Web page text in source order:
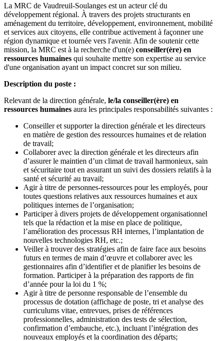
La MRC de Vaudreuil-Soulanges est un acteur clé du
développement régional. À travers des projets structurants en
aménagement du territoire, développement, environnement, mobilité
et services aux citoyens, elle contribue activement à façonner une
région dynamique et tournée vers l'avenir. Afin de soutenir cette
mission, la MRC est à la recherche d'un(e) conseiller(ère) en
ressources humaines qui souhaite mettre son expertise au service
d'une organisation ayant un impact concret sur son milieu.
Description du poste :
Relevant de la direction générale, le/la conseiller(ère) en
ressources humaines aura les principales responsabilités suivantes :
Conseiller et supporter la direction générale et les directeurs
en matière de gestion des ressources humaines et de relation
de travail;
Collaborer avec la direction générale et les directeurs afin
d’assurer le maintien d’un climat de travail harmonieux, sain
et sécuritaire tout en assurant un suivi des dossiers relatifs à la
santé et sécurité au travail;
Agir à titre de personnes-ressources pour les employés, pour
toutes questions relatives aux ressources humaines et aux
politiques internes de l’organisation;
Participer à divers projets de développement organisationnel
tels que la rédaction et la mise en place de politique,
l’amélioration des processus RH internes, l’implantation de
nouvelles technologies RH, etc.;
Veiller à trouver des stratégies afin de faire face aux besoins
futurs en termes de main d’œuvre et collaborer avec les
gestionnaires afin d’identifier et de planifier les besoins de
formation. Participer à la préparation des rapports de fin
d’année pour la loi du 1 %;
Agir à titre de personne responsable de l’ensemble du
processus de dotation (affichage de poste, tri et analyse des
curriculums vitae, entrevues, prises de références
professionnelles, administration des tests de sélection,
confirmation d’embauche, etc.), incluant l’intégration des
nouveaux employés et la coordination des départs;